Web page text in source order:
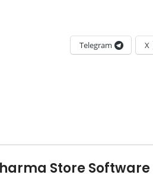
X
Telegram